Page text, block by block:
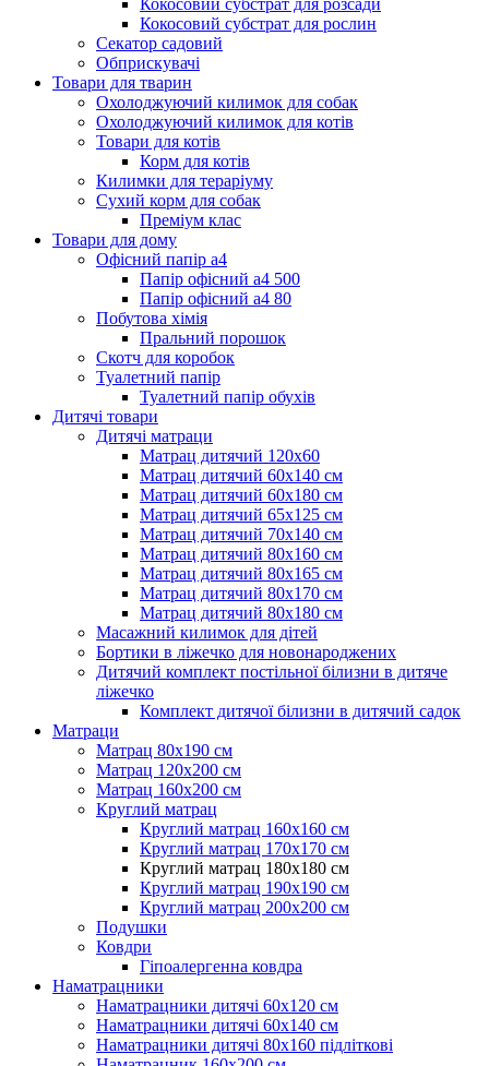
Кокосовий субстрат для розсади
Кокосовий субстрат для рослин
Секатор садовий
Обприскувачі
Товари для тварин
Охолоджуючий килимок для собак
Охолоджуючий килимок для котів
Товари для котів
Корм для котів
Килимки для тераріуму
Сухий корм для собак
Преміум клас
Товари для дому
Офісний папір а4
Папір офісний а4 500
Папір офісний а4 80
Побутова хімія
Пральний порошок
Скотч для коробок
Туалетний папір
Туалетний папір обухів
Дитячі товари
Дитячі матраци
Матрац дитячий 120х60
Матрац дитячий 60х140 см
Матрац дитячий 60х180 см
Матрац дитячий 65х125 см
Матрац дитячий 70х140 см
Матрац дитячий 80х160 см
Матрац дитячий 80х165 см
Матрац дитячий 80х170 см
Матрац дитячий 80х180 см
Масажний килимок для дітей
Бортики в ліжечко для новонароджених
Дитячий комплект постільної білизни в дитяче
ліжечко
Комплект дитячої білизни в дитячий садок
Матраци
Матрац 80х190 см
Матрац 120х200 см
Матрац 160х200 см
Круглий матрац
Круглий матрац 160х160 см
Круглий матрац 170х170 см
Круглий матрац 180х180 см
Круглий матрац 190х190 см
Круглий матрац 200х200 см
Подушки
Ковдри
Гіпоалергенна ковдра
Наматрацники
Наматрацники дитячі 60х120 см
Наматрацники дитячі 60х140 см
Наматрацники дитячі 80х160 підліткові